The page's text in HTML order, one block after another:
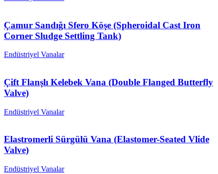
Çamur Sandığı Sfero Köşe (Spheroidal Cast Iron
Corner Sludge Settling Tank)
Endüstriyel Vanalar
Çift Flanşlı Kelebek Vana (Double Flanged Butterfly
Valve)
Endüstriyel Vanalar
Elastromerli Sürgülü Vana (Elastomer-Seated Vlide
Valve)
Endüstriyel Vanalar